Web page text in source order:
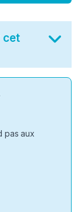
cet
pas aux